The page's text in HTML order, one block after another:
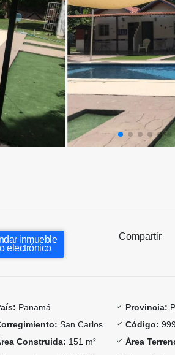
inmueble
electrónico
Compartir
Panamá Provincia:
San Carlos Código:
Construida: 151 m² Área